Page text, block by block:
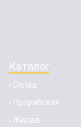
Каталог
› Склад
› Прорабская
› Жилая